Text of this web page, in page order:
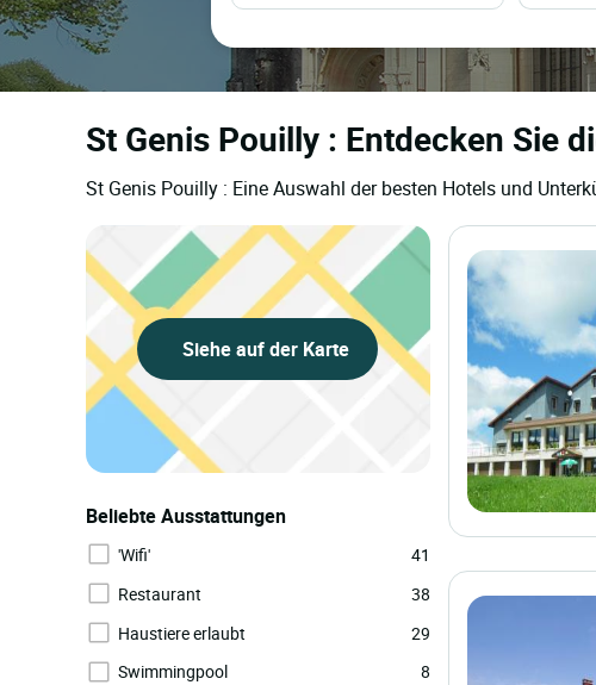
St Genis Pouilly : Entdecken Sie
St Genis Pouilly : Eine Auswahl der besten Hotels und
Siehe auf der Karte
Beliebte Ausstattungen
'Wifi'
41
Restaurant
38
Haustiere erlaubt
29
Swimmingpool
8